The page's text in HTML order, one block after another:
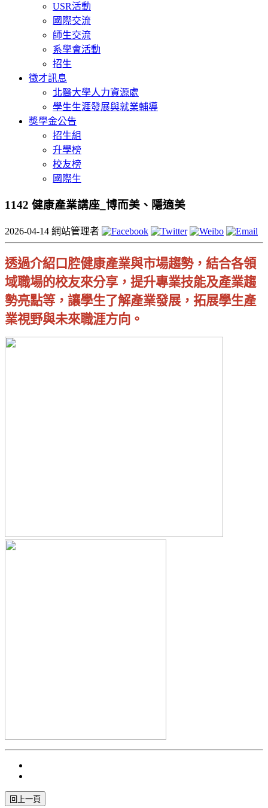
USR活動
國際交流
師生交流
系學會活動
招生
徵才訊息
北醫大學人力資源處
學生生涯發展與就業輔導
獎學金公告
招生組
升學榜
校友榜
國際生
1142 健康產業講座_博而美、隱適美
2026-04-14 網站管理者
透過介紹口腔健康產業與市場趨勢，結合各領
域職場的校友來分享，提升專業技能及產業趨
勢亮點等，讓學生了解產業發展，拓展學生產
業視野與未來職涯方向。